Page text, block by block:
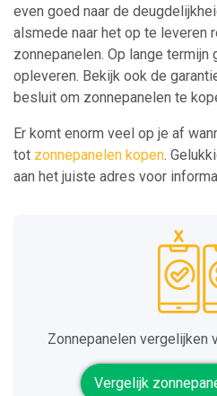
even goed naar de
alsmede naar het op te leveren
zonnepanelen. Op lange
opleveren. Bekijk ook de
besluit om zonnepanelen te
Er komt enorm veel op je af
tot zonnepanelen kopen.
aan het juiste adres voor
Zonnepanelen vergelijken
Vergelijk